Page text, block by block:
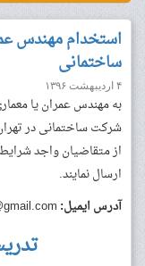
استخدام مهندس
ساختمانی
۴ اردیبهشت ۱۳۹۶
به مهندس عمران یا
شرکت ساختمانی در
از متقاضیان واجد
ارسال نمایند.
آدرس ایمیل: